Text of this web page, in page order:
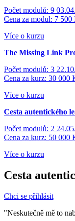
Počet modulů: 9
Cena za modul: 7 500
Více o kurzu
The Missing Link
Počet modulů: 3
Cena za kurz: 30 000
Více o kurzu
Cesta autentického
Počet modulů: 2
Cena za kurz: 50 000
Více o kurzu
Cesta
Chci se přihlásit
"Neskutečně mě to